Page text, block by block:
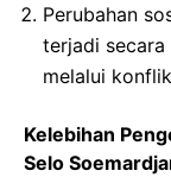
Perubahan
terjadi
melalui
Kelebihan
Selo